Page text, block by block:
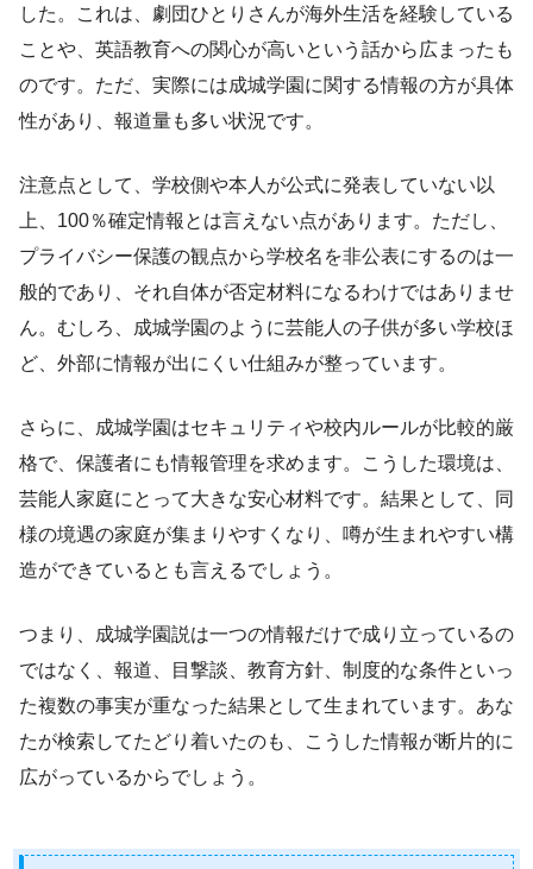
した。これは、劇団ひとりさんが海外生活を経験している
ことや、英語教育への関心が高いという話から広まったも
のです。ただ、実際には成城学園に関する情報の方が具体
性があり、報道量も多い状況です。
注意点として、学校側や本人が公式に発表していない以
上、100％確定情報とは言えない点があります。ただし、
プライバシー保護の観点から学校名を非公表にするのは一
般的であり、それ自体が否定材料になるわけではありませ
ん。むしろ、成城学園のように芸能人の子供が多い学校ほ
ど、外部に情報が出にくい仕組みが整っています。
さらに、成城学園はセキュリティや校内ルールが比較的厳
格で、保護者にも情報管理を求めます。こうした環境は、
芸能人家庭にとって大きな安心材料です。結果として、同
様の境遇の家庭が集まりやすくなり、噂が生まれやすい構
造ができているとも言えるでしょう。
つまり、成城学園説は一つの情報だけで成り立っているの
ではなく、報道、目撃談、教育方針、制度的な条件といっ
た複数の事実が重なった結果として生まれています。あな
たが検索してたどり着いたのも、こうした情報が断片的に
広がっているからでしょう。